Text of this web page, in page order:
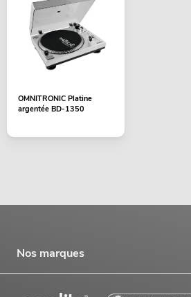
OMNITRONIC Platine
argentée BD-1350
Nos marques